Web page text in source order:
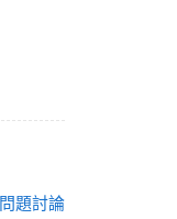
問題討論